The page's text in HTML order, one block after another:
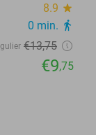
8.9 star
0 min. directions_walk
€13,75
€9,75